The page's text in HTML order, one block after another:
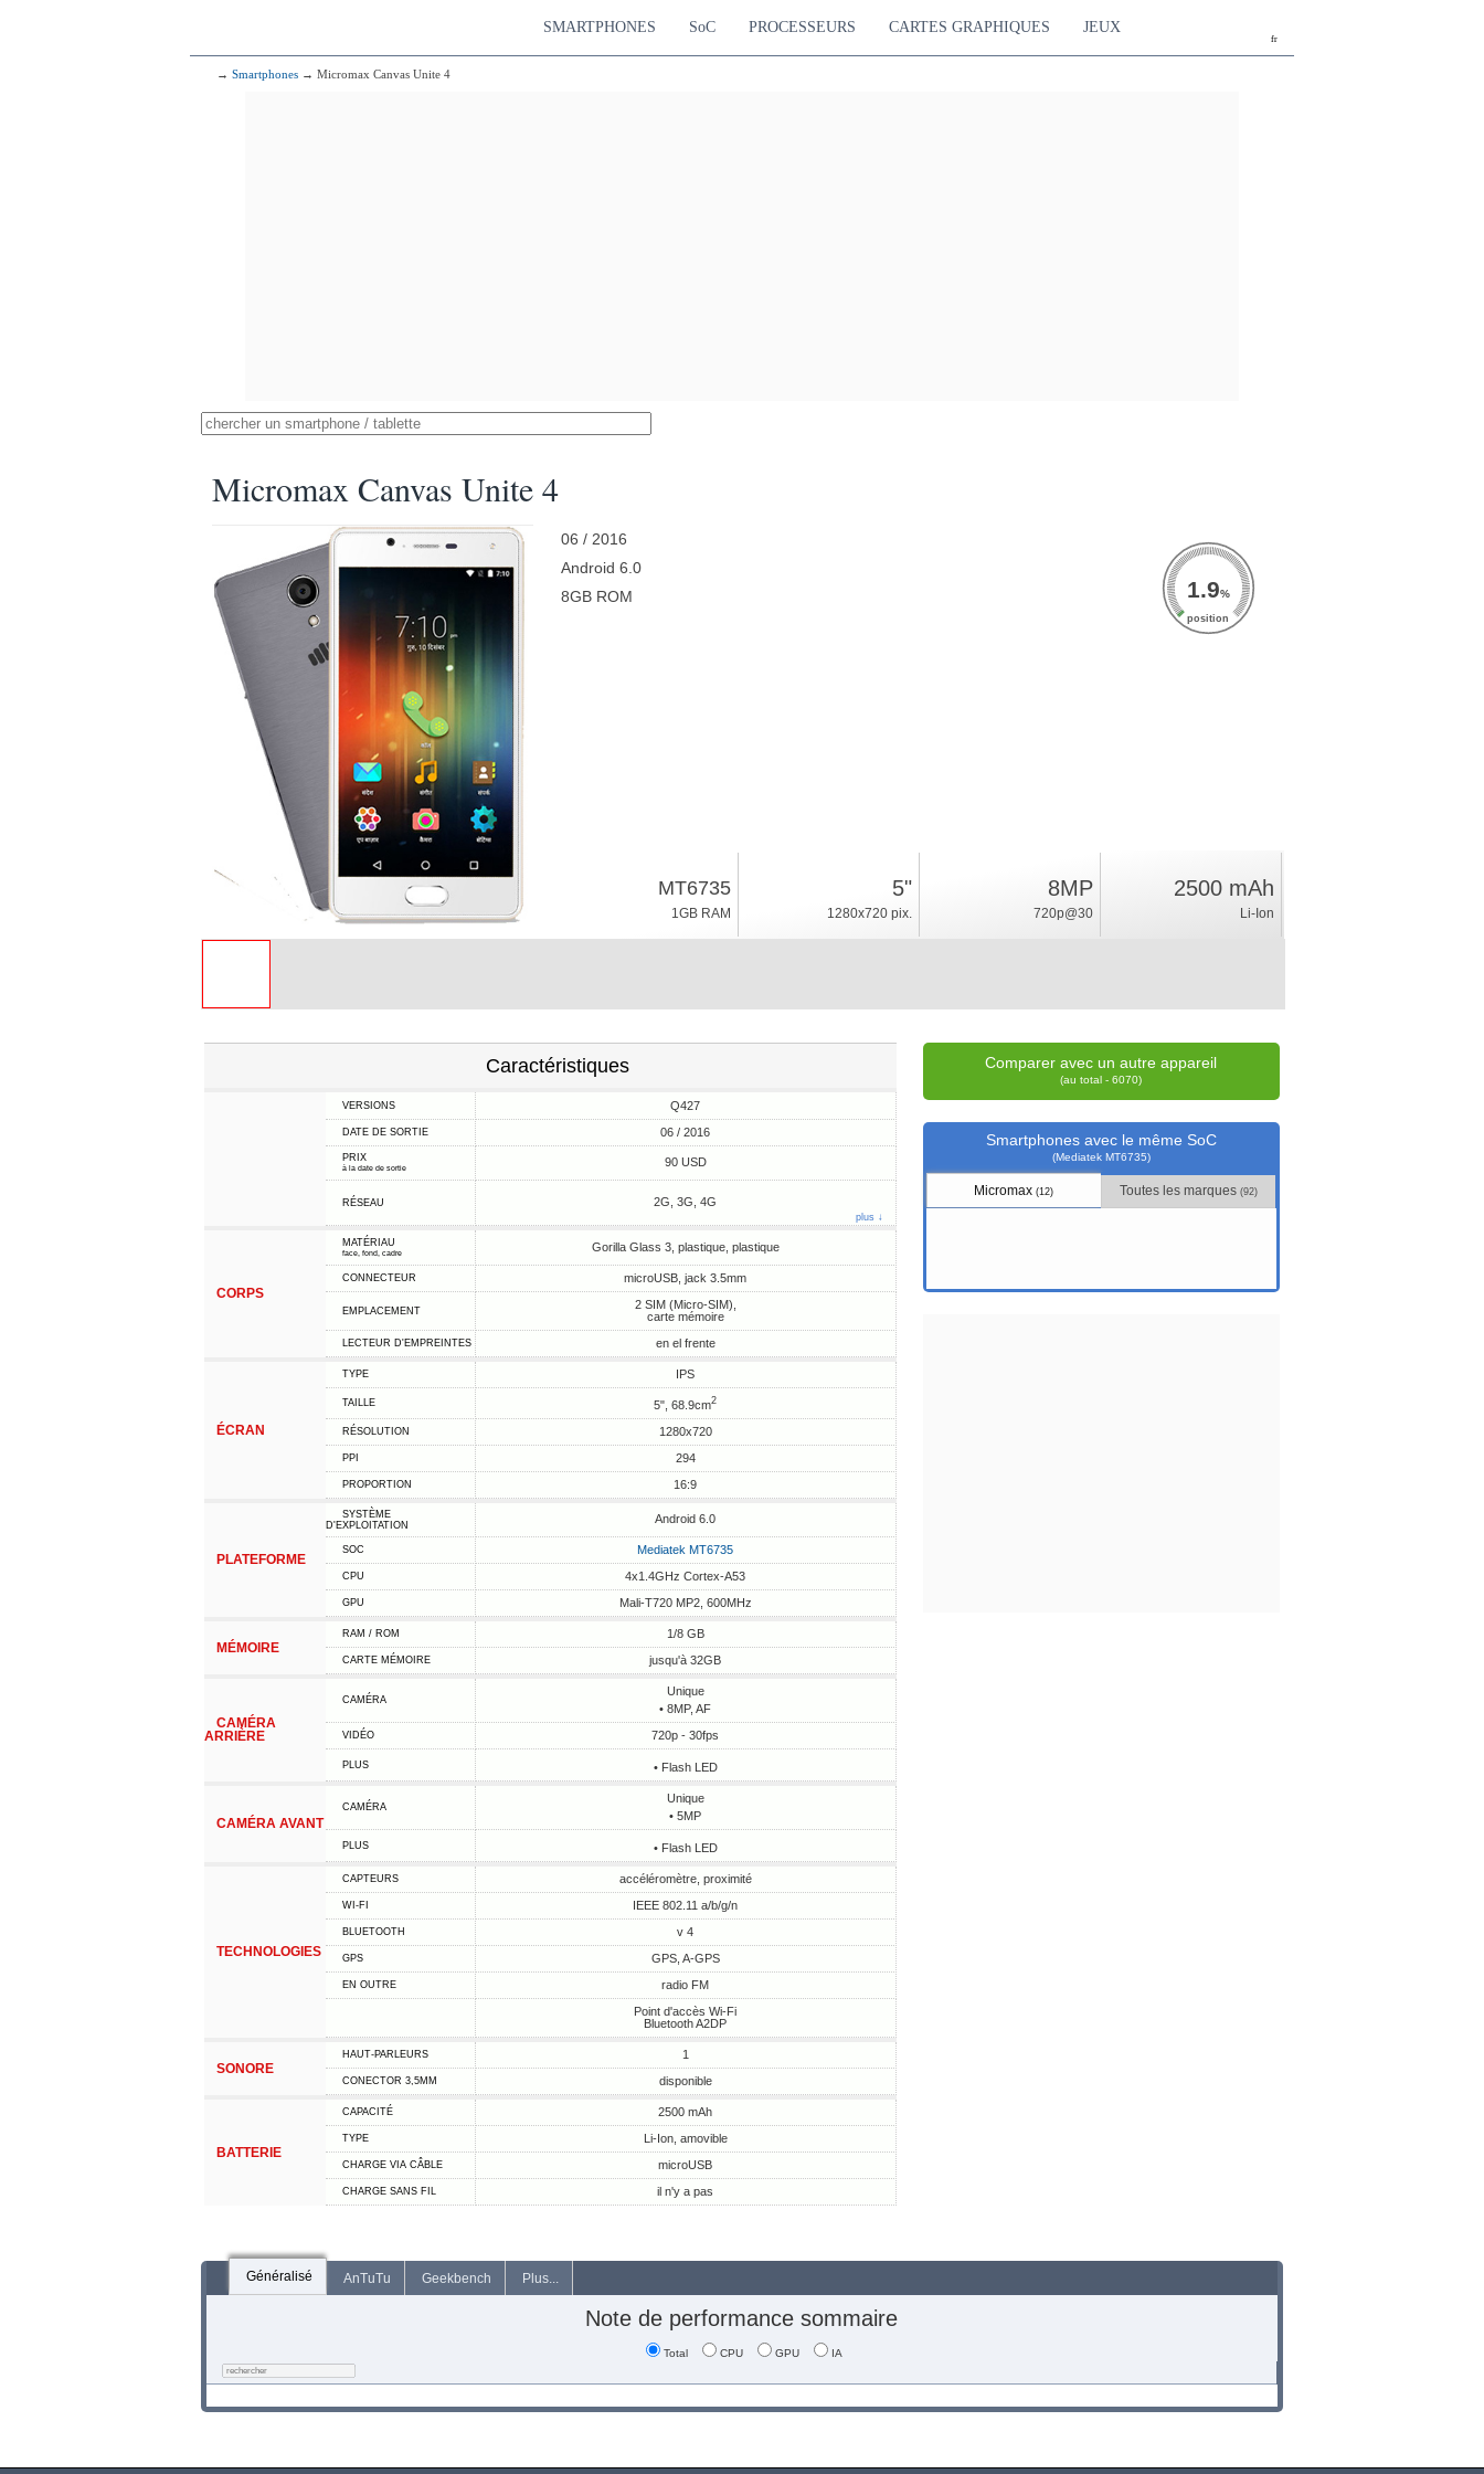
fr
SMARTPHONES SoC PROCESSEURS CARTES GRAPHIQUES JEUX
→ Smartphones → Micromax Canvas Unite 4
Micromax Canvas Unite 4
06 / 2016
Android 6.0
8GB ROM
1.9%
position
MT6735
1GB RAM
5"
1280x720 pix.
8MP
720p@30
2500 mAh
Li-Ion
Caractéristiques
VERSIONS Q427
DATE DE SORTIE 06 / 2016
PRIX
à la date de sortie 90 USD
RÉSEAU 2G, 3G, 4G
plus ↓
CORPS
MATÉRIAU
face, fond, cadre Gorilla Glass 3, plastique, plastique
CONNECTEUR microUSB, jack 3.5mm
EMPLACEMENT
2 SIM (Micro-SIM),
carte mémoire
LECTEUR D'EMPREINTES en el frente
ÉCRAN
TYPE IPS
TAILLE 5", 68.9cm2
RÉSOLUTION 1280x720
PPI 294
PROPORTION 16:9
PLATEFORME
SYSTÈME
D'EXPLOITATION
Android 6.0
SOC Mediatek MT6735
CPU 4x1.4GHz Cortex-A53
GPU Mali-T720 MP2, 600MHz
MÉMOIRE
RAM / ROM 1/8 GB
CARTE MÉMOIRE jusqu'à 32GB
CAMÉRA
ARRIÈRE
CAMÉRA
Unique
• 8MP, AF
VIDÉO 720p - 30fps
PLUS • Flash LED
CAMÉRA AVANT
CAMÉRA
Unique
• 5MP
PLUS • Flash LED
TECHNOLOGIES
CAPTEURS accéléromètre, proximité
WI-FI IEEE 802.11 a/b/g/n
BLUETOOTH v 4
GPS GPS, A-GPS
EN OUTRE
radio FM
Point d'accès Wi-Fi
Bluetooth A2DP
SONORE
HAUT-PARLEURS 1
CONECTOR 3,5MM disponible
BATTERIE
CAPACITÉ 2500 mAh
TYPE Li-Ion, amovible
CHARGE VIA CÂBLE microUSB
CHARGE SANS FIL il n'y a pas
Comparer avec un autre appareil
(au total - 6070)
Smartphones avec le même SoC
(Mediatek MT6735)
Micromax(12) Toutes les marques (92)
Généralisé AnTuTu Geekbench Plus...
Note de performance sommaire
Total CPU GPU IA